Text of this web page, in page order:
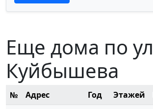
Еще дома по ул
Куйбышева
№ Адрес Год Этажей